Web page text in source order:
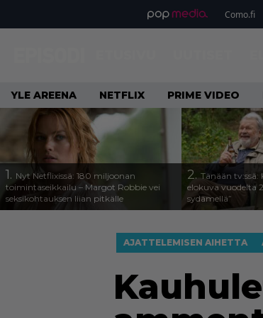
Como.fi
YLE AREENA NETFLIX PRIME VIDEO
1. Nyt Netflixissä: 180 miljoonan
toimintaseikkailu – Margot Robbie vei
seksikohtauksen liian pitkälle
2. Tänään
elokuva vuodelta
sydämellä”
AJATTELEMISEN AIHETTA